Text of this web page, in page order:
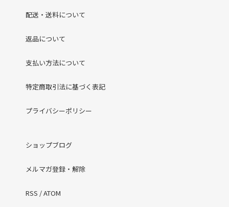
配送・送料について
返品について
支払い方法について
特定商取引法に基づく表記
プライバシーポリシー
ショップブログ
メルマガ登録・解除
RSS /ATOM